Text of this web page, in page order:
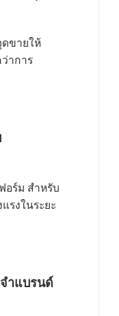
ดขายให้
าการ
อร์ม สำหรับ
รงในระยะ
ำแบรนด์